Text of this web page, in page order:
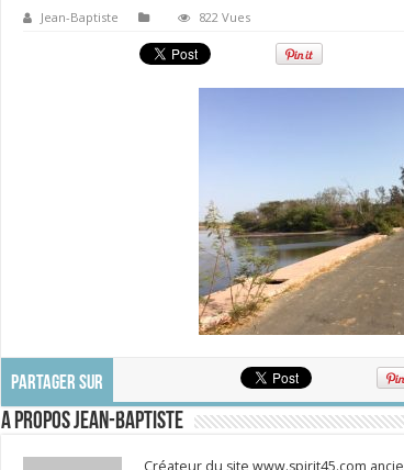
Jean-Baptiste 822 Vues
PARTAGER SUR
A propos Jean-Baptiste
Créateur du site www.spirit45.com